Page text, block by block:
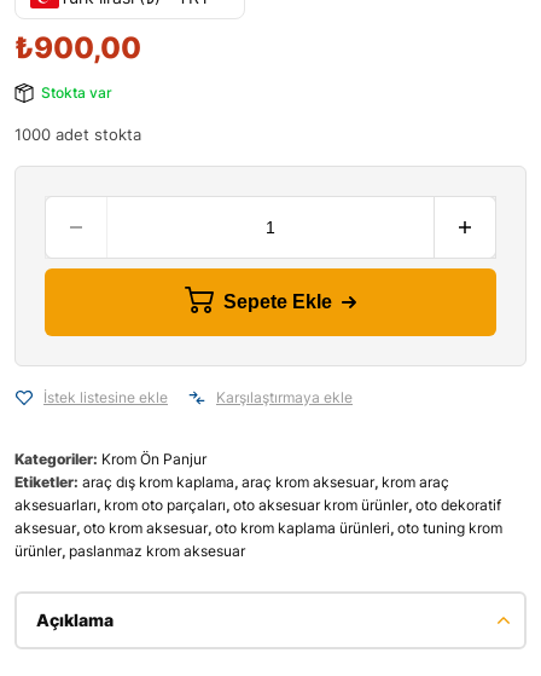
₺900,00
Stokta var
1000 adet stokta
Sepete Ekle
İstek listesine ekle Karşılaştırmaya ekle
Kategoriler: Krom Ön Panjur
Etiketler: araç dış krom kaplama, araç krom aksesuar, krom araç
aksesuarları, krom oto parçaları, oto aksesuar krom ürünler, oto dekoratif
aksesuar, oto krom aksesuar, oto krom kaplama ürünleri, oto tuning krom
ürünler, paslanmaz krom aksesuar
Açıklama